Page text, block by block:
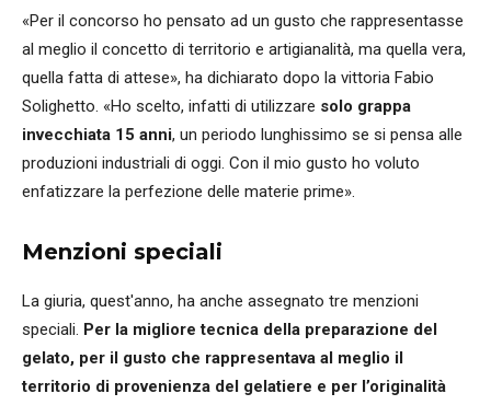
«Per il concorso ho pensato ad un gusto che rappresentasse
al meglio il concetto di territorio e artigianalità, ma quella vera,
quella fatta di attese», ha dichiarato dopo la vittoria Fabio
Solighetto. «Ho scelto, infatti di utilizzare solo grappa
invecchiata 15 anni, un periodo lunghissimo se si pensa alle
produzioni industriali di oggi. Con il mio gusto ho voluto
enfatizzare la perfezione delle materie prime».
Menzioni speciali
La giuria, quest'anno, ha anche assegnato tre menzioni
speciali. Per la migliore tecnica della preparazione del
gelato, per il gusto che rappresentava al meglio il
territorio di provenienza del gelatiere e per l’originalità